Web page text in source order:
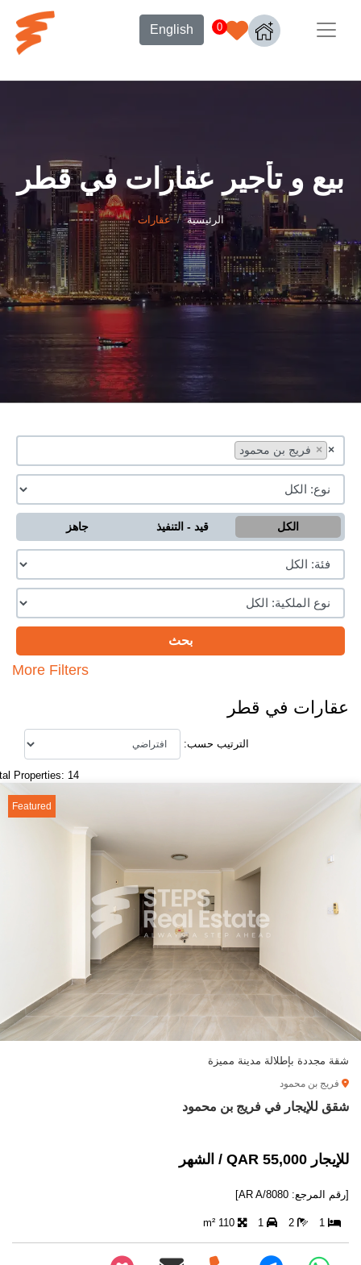
0
English
بيع و تأجير عقارات في قطر
الرئيسية عقارات
×
× فريج بن محمود
الكل قيد - التنفيذ جاهز
More Filters
عقارات في قطر
الترتيب حسب:
Properties: 14
Featured
شقة مجددة بإطلالة مدينة مميزة
فريج بن محمود
شقق للإيجار في فريج بن محمود
للإيجار 55,000 QAR / الشهر
[رقم المرجع: AR A/8080]
1
2
1
110 m²